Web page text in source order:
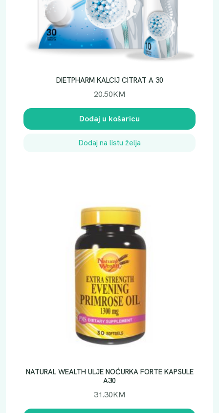
DIETPHARM KALCIJ CITRAT A 30
20.50KM
Dodaj u košaricu
Dodaj na listu želja
NATURAL WEALTH ULJE NOĆURKA FORTE KAPSULE
A30
31.30KM